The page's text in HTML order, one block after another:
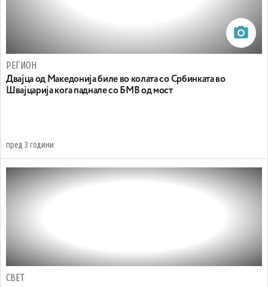
РЕГИОН
Двајца од Македонија биле во колата со Србинката во
Швајцарија кога паднале со БМВ од мост
пред 3 години
СВЕТ